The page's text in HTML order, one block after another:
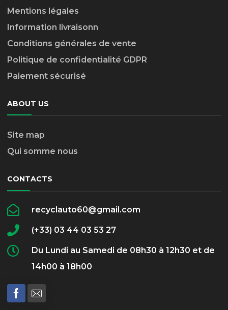
Mentions légales
Information livraisonn
Conditions générales de vente
Politique de confidentialité GDPR
Paiement sécurisé
ABOUT US
Site map
Qui somme nous
CONTACTS
recyclauto60@gmail.com
(+33) 03 44 03 53 27
Du Lundi au Samedi de 08h30 à 12h30 et de
14h00 à 18h00